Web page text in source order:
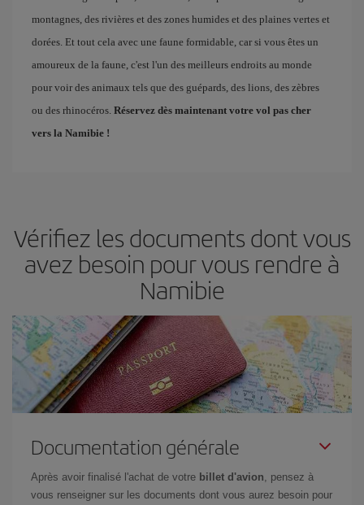
montagnes, des rivières et des zones humides et des plaines vertes et
dorées. Et tout cela avec une faune formidable, car si vous êtes un
amoureux de la faune, c'est l'un des meilleurs endroits au monde
pour voir des animaux tels que des guépards, des lions, des zèbres
ou des rhinocéros. Réservez dès maintenant votre vol pas cher
vers la Namibie !
Vérifiez les documents dont vous
avez besoin pour vous rendre à
Namibie
Documentation générale
Après avoir finalisé l'achat de votre billet d'avion , pensez à
vous renseigner sur les documents dont vous aurez besoin pour